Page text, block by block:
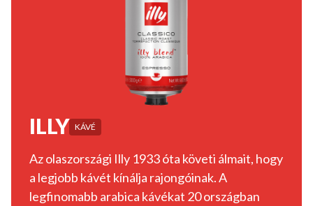
ILLY KÁVÉ
Az olaszországi Illy 1933 óta követi álmait, hogy
a legjobb kávét kínálja rajongóinak. A
legfinomabb arabica kávékat 20 országban